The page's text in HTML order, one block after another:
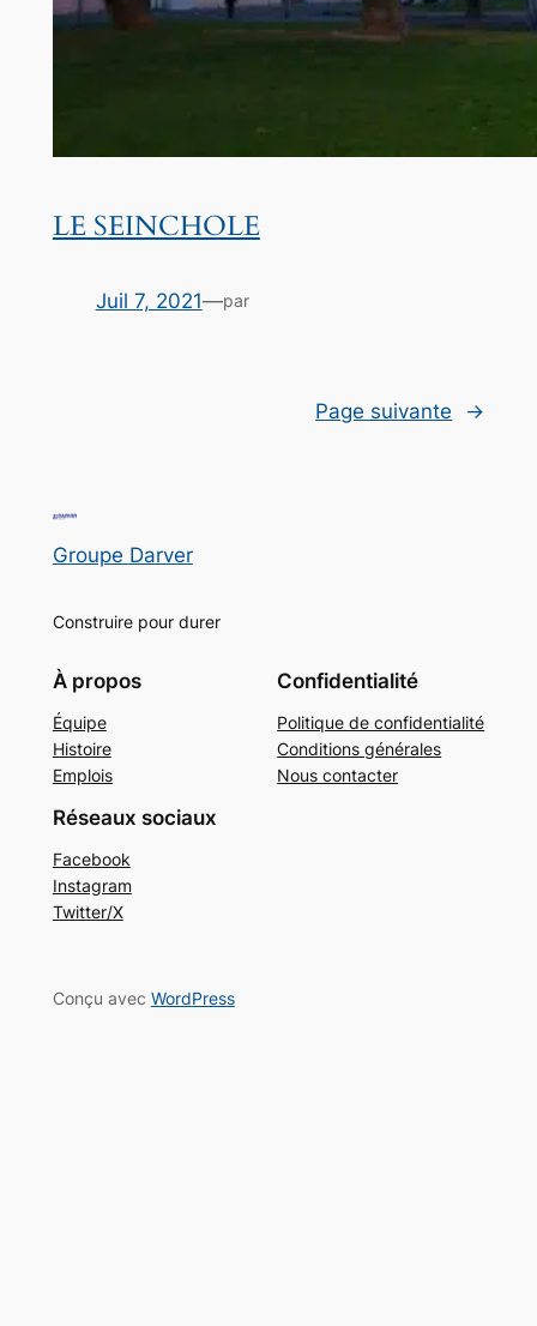
LE SEINCHOLE
Juil 7, 2021—par
Page suivante →
Groupe Darver
Construire pour durer
À propos
Équipe
Histoire
Emplois
Confidentialité
Politique de confidentialité
Conditions générales
Nous contacter
Réseaux sociaux
Facebook
Instagram
Twitter/X
Conçu avec WordPress